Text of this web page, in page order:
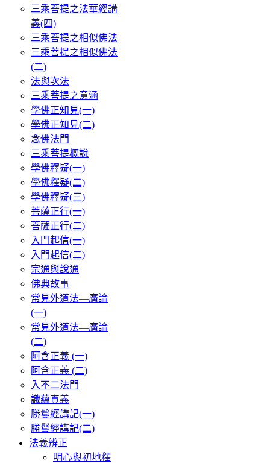
三乘菩提之法華經講
義(四)
三乘菩提之相似佛法
三乘菩提之相似佛法
(二)
法與次法
三乘菩提之意涵
學佛正知見(一)
學佛正知見(二)
念佛法門
三乘菩提概說
學佛釋疑(一)
學佛釋疑(二)
學佛釋疑(三)
菩薩正行(一)
菩薩正行(二)
入門起信(一)
入門起信(二)
宗通與說通
佛典故事
常見外道法—廣論
(一)
常見外道法—廣論
(二)
阿含正義 (一)
阿含正義 (二)
入不二法門
識蘊真義
勝鬘經講記(一)
勝鬘經講記(二)
法義辨正
明心與初地釋